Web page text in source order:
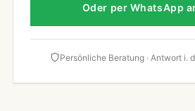
Oder per WhatsApp
Persönliche Beratung · Antwort i.